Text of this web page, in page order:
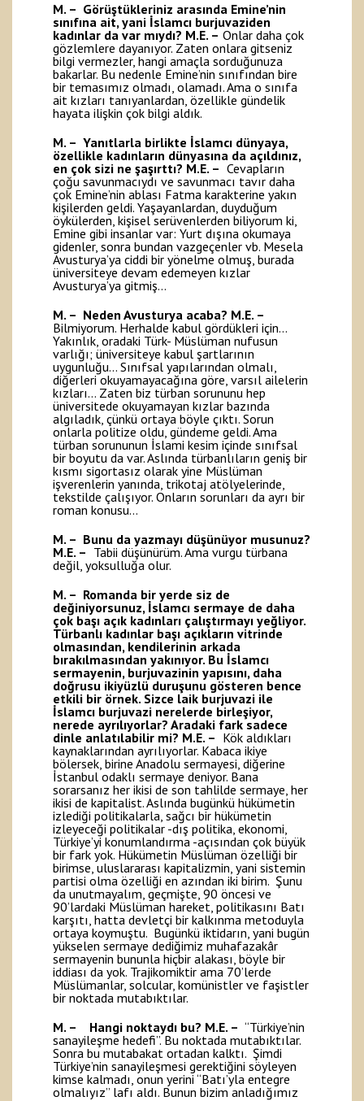
M. – Görüştükleriniz arasında Emine’nin
sınıfına ait, yani İslamcı burjuvaziden
kadınlar da var mıydı? M.E. – Onlar daha çok
gözlemlere dayanıyor. Zaten onlara gitseniz
bilgi vermezler, hangi amaçla sorduğunuza
bakarlar. Bu nedenle Emine’nin sınıfından bire
bir temasımız olmadı, olamadı. Ama o sınıfa
ait kızları tanıyanlardan, özellikle gündelik
hayata ilişkin çok bilgi aldık.
M. – Yanıtlarla birlikte İslamcı dünyaya,
özellikle kadınların dünyasına da açıldınız,
en çok sizi ne şaşırttı? M.E. – Cevapların
çoğu savunmacıydı ve savunmacı tavır daha
çok Emine’nin ablası Fatma karakterine yakın
kişilerden geldi. Yaşayanlardan, duyduğum
öykülerden, kişisel serüvenlerden biliyorum ki,
Emine gibi insanlar var: Yurt dışına okumaya
gidenler, sonra bundan vazgeçenler vb. Mesela
Avusturya’ya ciddi bir yönelme olmuş, burada
üniversiteye devam edemeyen kızlar
Avusturya’ya gitmiş…
M. – Neden Avusturya acaba? M.E. –
Bilmiyorum. Herhalde kabul gördükleri için…
Yakınlık, oradaki Türk- Müslüman nufusun
varlığı; üniversiteye kabul şartlarının
uygunluğu… Sınıfsal yapılarından olmalı,
diğerleri okuyamayacağına göre, varsıl ailelerin
kızları… Zaten biz türban sorununu hep
üniversitede okuyamayan kızlar bazında
algıladık, çünkü ortaya böyle çıktı. Sorun
onlarla politize oldu, gündeme geldi. Ama
türban sorununun İslami kesim içinde sınıfsal
bir boyutu da var. Aslında türbanlıların geniş bir
kısmı sigortasız olarak yine Müslüman
işverenlerin yanında, trikotaj atölyelerinde,
tekstilde çalışıyor. Onların sorunları da ayrı bir
roman konusu…
M. – Bunu da yazmayı düşünüyor musunuz?
M.E. – Tabii düşünürüm. Ama vurgu türbana
değil, yoksulluğa olur.
M. – Romanda bir yerde siz de
değiniyorsunuz, İslamcı sermaye de daha
çok başı açık kadınları çalıştırmayı yeğliyor.
Türbanlı kadınlar başı açıkların vitrinde
olmasından, kendilerinin arkada
bırakılmasından yakınıyor. Bu İslamcı
sermayenin, burjuvazinin yapısını, daha
doğrusu ikiyüzlü duruşunu gösteren bence
etkili bir örnek. Sizce laik burjuvazi ile
İslamcı burjuvazi nerelerde birleşiyor,
nerede ayrılıyorlar? Aradaki fark sadece
dinle anlatılabilir mi? M.E. – Kök aldıkları
kaynaklarından ayrılıyorlar. Kabaca ikiye
bölersek, birine Anadolu sermayesi, diğerine
İstanbul odaklı sermaye deniyor. Bana
sorarsanız her ikisi de son tahlilde sermaye, her
ikisi de kapitalist. Aslında bugünkü hükümetin
izlediği politikalarla, sağcı bir hükümetin
izleyeceği politikalar -dış politika, ekonomi,
Türkiye’yi konumlandırma -açısından çok büyük
bir fark yok. Hükümetin Müslüman özelliği bir
birimse, uluslararası kapitalizmin, yani sistemin
partisi olma özelliği en azından iki birim. Şunu
da unutmayalım, geçmişte, 90 öncesi ve
90’lardaki Müslüman hareket, politikasını Batı
karşıtı, hatta devletçi bir kalkınma metoduyla
ortaya koymuştu. Bugünkü iktidarın, yani bugün
yükselen sermaye dediğimiz muhafazakâr
sermayenin bununla hiçbir alakası, böyle bir
iddiası da yok. Trajikomiktir ama 70’lerde
Müslümanlar, solcular, komünistler ve faşistler
bir noktada mutabıktılar.
M. – Hangi noktaydı bu? M.E. – “Türkiye’nin
sanayileşme hedefi”. Bu noktada mutabıktılar.
Sonra bu mutabakat ortadan kalktı. Şimdi
Türkiye’nin sanayileşmesi gerektiğini söyleyen
kimse kalmadı, onun yerini “Batı’yla entegre
olmalıyız” lafı aldı. Bunun bizim anladığımız